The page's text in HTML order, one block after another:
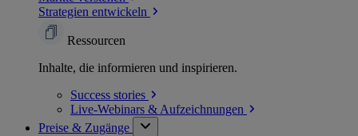
Strategien entwickeln
Ressourcen
Inhalte, die informieren und inspirieren.
Success stories
Live-Webinars & Aufzeichnungen
Preise & Zugänge